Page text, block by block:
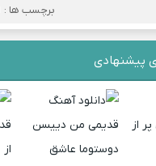
برچسب ها :
پیشنهادی